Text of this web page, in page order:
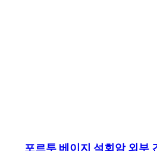
포르투 베이지 석회암 외부